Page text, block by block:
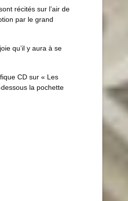
récités sur l’air de
par le grand
qu’il y aura à se
CD sur « Les
la pochette